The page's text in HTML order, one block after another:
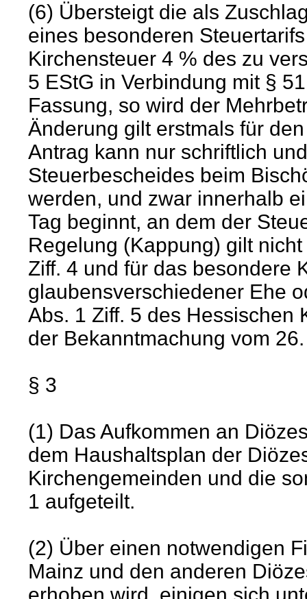
(6) Übersteigt die als
eines besonderen
Kirchensteuer 4 % des zu
5 EStG in Verbindung mit §
Fassung, so wird der
Änderung gilt erstmals für
Antrag kann nur schriftlich
Steuerbescheides beim
werden, und zwar innerhalb
Tag beginnt, an dem der
Regelung (Kappung) gilt
Ziff. 4 und für das besondere
glaubensverschiedener Ehe
Abs. 1 Ziff. 5 des Hessischen
der Bekanntmachung vom
§ 3
(1) Das Aufkommen an
dem Haushaltsplan der
Kirchengemeinden und die
1 aufgeteilt.
(2) Über einen notwendigen
Mainz und den anderen